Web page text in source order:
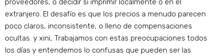
proveedores, o decidir si imprimir localmente o en el
extranjero. El desafío es que los precios a menudo parecen
poco claros, inconsistente, o lleno de compensaciones
ocultas. y xini, Trabajamos con estas preocupaciones todos
los días y entendemos lo confusas que pueden ser las